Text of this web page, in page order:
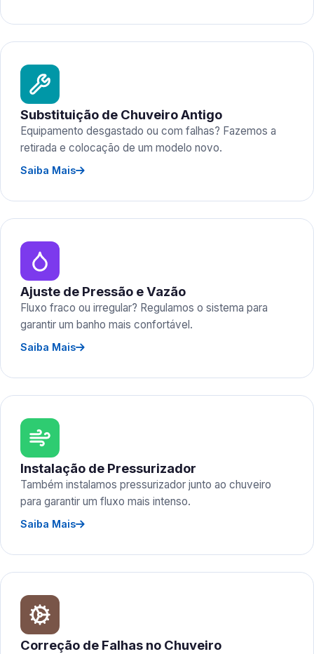
Substituição de Chuveiro Antigo
Equipamento desgastado ou com falhas? Fazemos a
retirada e colocação de um modelo novo.
Saiba Mais
Ajuste de Pressão e Vazão
Fluxo fraco ou irregular? Regulamos o sistema para
garantir um banho mais confortável.
Saiba Mais
Instalação de Pressurizador
Também instalamos pressurizador junto ao chuveiro
para garantir um fluxo mais intenso.
Saiba Mais
Correção de Falhas no Chuveiro